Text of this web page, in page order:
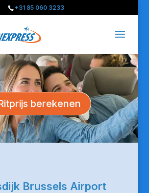
+31 85 060 3233
berekenen
Brussels Airport